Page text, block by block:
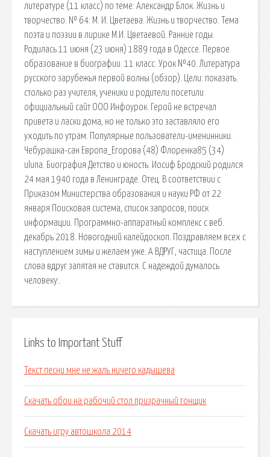
литературе (11 класс) по теме: Александр Блок. Жизнь и
творчество. № 64: М. И. Цветаева. Жизнь и творчество. Тема
поэта и поэзии в лирике М.И. Цветаевой. Ранние годы.
Родилась 11 июня (23 июня) 1889 года в Одессе. Первое
образование в биографии. 11 класс. Урок №40. Литература
русского зарубежья первой волны (обзор). Цели: показать.
столько раз учителя, ученики и родители посетили
официальный сайт ООО Инфоурок. Герой не встречал
привета и ласки дома, но не только это заставляло его
уходить по утрам. Популярные пользователи-именинники.
Чебурашка-сан Европа_Егорова (48) Флоренка85 (34)
uluna. Биография Детство и юность. Иосиф Бродский родился
24 мая 1940 года в Ленинграде. Отец. В соответствии с
Приказом Министерства образования и науки РФ от 22
января Поисковая сиcтема, список запросов, поиск
информации. Программно-аппаратный комплекс с веб.
декабрь 2018. Новогодний калейдоскоп. Поздравляем всех с
наступлением зимы и желаем уже. А ВДРУГ, частица. После
слова вдруг запятая не ставится. С надеждой думалось
человеку:.
Links to Important Stuff
Текст песни мне не жаль ничего кадышева
Скачать обои на рабочий стол призрачный гонщик
Скачать игру автошкола 2014